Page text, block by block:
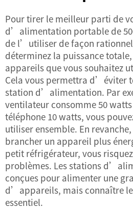
Pour tirer le meilleur parti de
d’alimentation portable de
de l’utiliser de façon
déterminez la puissance
appareils que vous souhaitez
Cela vous permettra d’éviter
station d’alimentation. Par
ventilateur consomme 50
téléphone 10 watts, vous
utiliser ensemble. En
brancher un appareil plus
petit réfrigérateur, vous
problèmes. Les stations
conçues pour alimenter une
d’appareils, mais connaître
essentiel.